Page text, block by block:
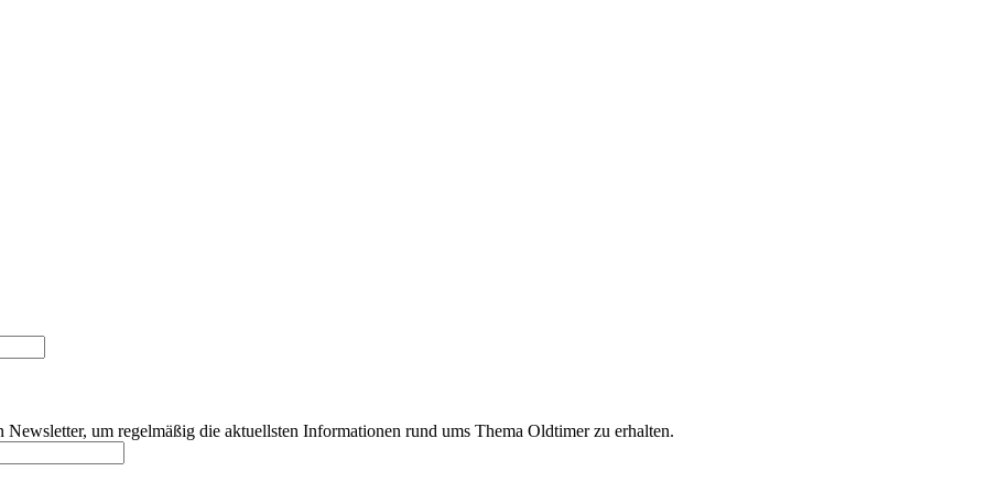
Newsletter, um regelmäßig die aktuellsten Informationen rund ums Thema Oldtimer zu erhalten.